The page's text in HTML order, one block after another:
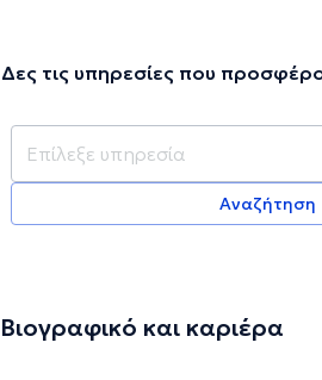
Δες τις υπηρεσίες που
Αναζήτηση
Βιογραφικό και καριέρα